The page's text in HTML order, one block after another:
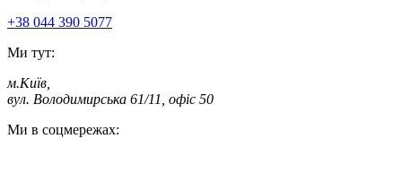
+38 044 390 5077
Ми тут:
м.Київ
вул. Володимирська 61/11, офіс 50
Ми в соцмережах: